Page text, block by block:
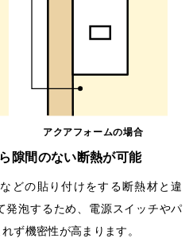
隙間のない断熱が可能
どの貼り付けをする断熱材と違
発泡するため、電源スイッチやパ
ず機密性が高まります。